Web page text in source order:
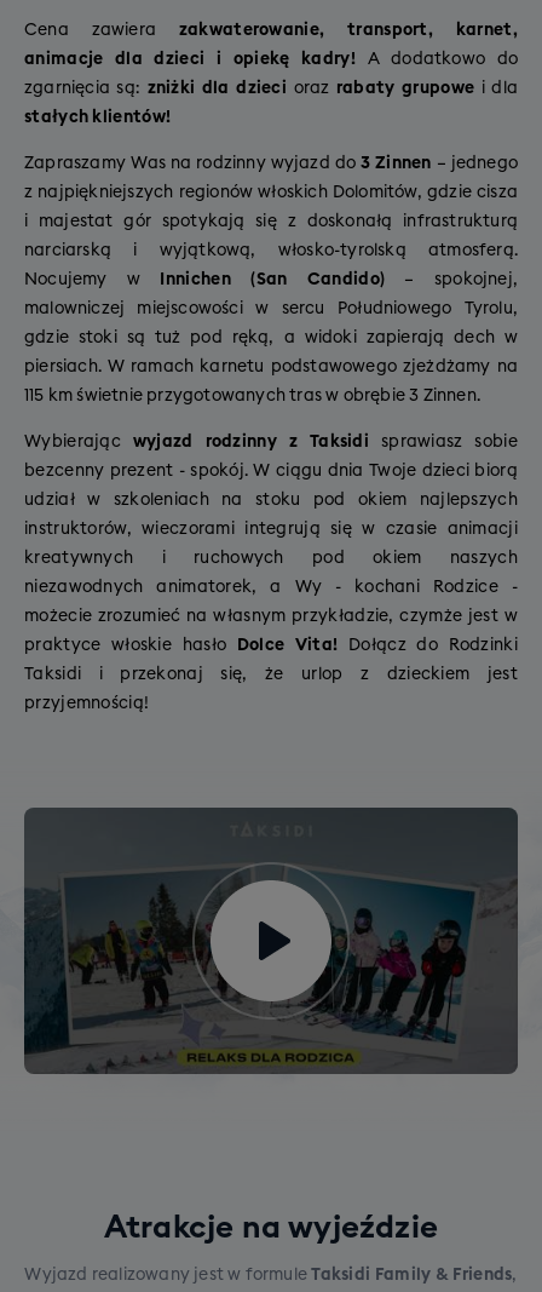
Cena zawiera zakwaterowanie, transport, karnet,
animacje dla dzieci i opiekę kadry! A dodatkowo do
zgarnięcia są: zniżki dla dzieci oraz rabaty grupowe i dla
stałych klientów!
Zapraszamy Was na rodzinny wyjazd do 3 Zinnen – jednego
z najpiękniejszych regionów włoskich Dolomitów, gdzie cisza
i majestat gór spotykają się z doskonałą infrastrukturą
narciarską i wyjątkową, włosko-tyrolską atmosferą.
Nocujemy w
Innichen (San Candido) – spokojnej,
malowniczej miejscowości w sercu Południowego Tyrolu,
gdzie stoki są tuż pod ręką, a widoki zapierają dech w
piersiach. W ramach karnetu podstawowego zjeżdżamy na
115 km świetnie przygotowanych tras w obrębie 3 Zinnen.
Wybierając wyjazd rodzinny z Taksidi sprawiasz sobie
bezcenny prezent - spokój. W ciągu dnia Twoje dzieci biorą
udział w szkoleniach na stoku pod okiem najlepszych
instruktorów, wieczorami integrują się w czasie animacji
kreatywnych i ruchowych pod okiem naszych
niezawodnych animatorek, a Wy - kochani Rodzice -
możecie zrozumieć na własnym przykładzie, czymże jest w
praktyce włoskie hasło
Dolce Vita!
Dołącz do Rodzinki
Taksidi i przekonaj się, że urlop z dzieckiem jest
przyjemnością!
Atrakcje na wyjeździe
Wyjazd realizowany jest w formuleTaksidi Family & Friends,